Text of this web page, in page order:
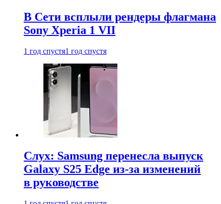
В Сети всплыли рендеры флагмана
Sony Xperia 1 VII
1 год спустя1 год спустя
Слух: Samsung перенесла выпуск
Galaxy S25 Edge из-за изменений
в руководстве